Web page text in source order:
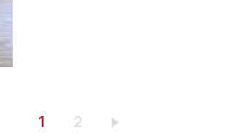
Trang hiện thời
1 Trang
2